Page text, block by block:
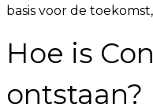
basis voor de
Hoe is
ontstaan?